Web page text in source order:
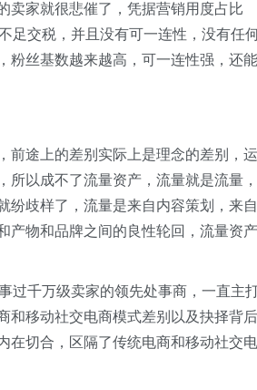
卖家就很悲催了，凭据营销用度占比
足交税，并且没有可一连性，没有任
粉丝基数越来越高，可一连性强，还能
前途上的差别实际上是理念的差别，运
以成不了流量资产，流量就是流量，
纷歧样了，流量是来自内容策划，来自
产物和品牌之间的良性轮回，流量资产
过千万级卖家的领先处事商，一直主
和移动社交电商模式差别以及抉择背后
在切合，区隔了传统电商和移动社交电